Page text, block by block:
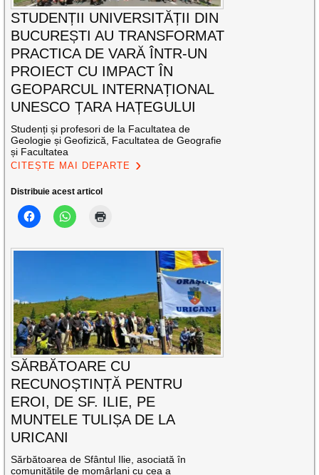
STUDENȚII UNIVERSITĂȚII DIN
BUCUREȘTI AU TRANSFORMAT
PRACTICA DE VARĂ ÎNTR-UN
PROIECT CU IMPACT ÎN
GEOPARCUL INTERNAȚIONAL
UNESCO ȚARA HAȚEGULUI
Studenți și profesori de la Facultatea de
Geologie și Geofizică, Facultatea de Geografie
și Facultatea
CITEȘTE MAI DEPARTE
Distribuie acest articol
SĂRBĂTOARE CU
RECUNOȘTINȚĂ PENTRU
EROI, DE SF. ILIE, PE
MUNTELE TULIȘA DE LA
URICANI
Sărbătoarea de Sfântul Ilie, asociată în
comunitățile de momârlani cu cea a